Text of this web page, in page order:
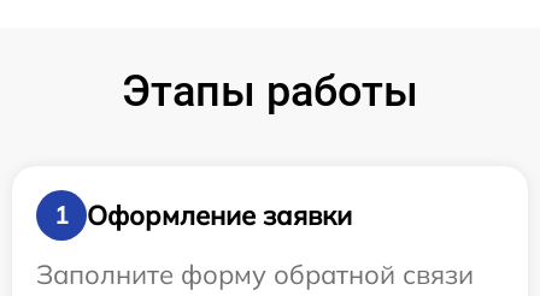
Этапы работы
1
Оформление заявки
Заполните форму обратной связи